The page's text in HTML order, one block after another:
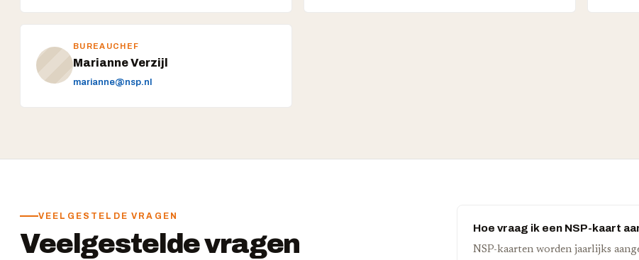
BUREAUCHEF
Marianne Verzijl
marianne@nsp.nl
VEELGESTELDE VRAGEN
Veelgestelde vragen
Hoe vraag ik een NSP-kaart
NSP-kaarten worden jaarlijks